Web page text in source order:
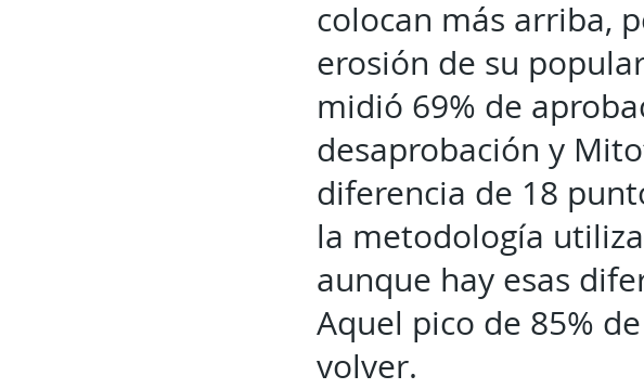
colocan más arriba,
erosión de su
midió 69% de
desaprobación y
diferencia de 18
la metodología
aunque hay esas
Aquel pico de 85%
volver.